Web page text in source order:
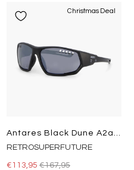
Christmas Deal
RETROSUPERFUTURE
€113,95 €167,95